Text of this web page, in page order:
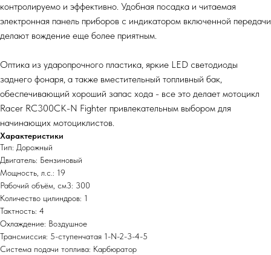
контролируемо и эффективно. Удобная посадка и читаемая
электронная панель приборов с индикатором включенной передачи
делают вождение еще более приятным.
Оптика из ударопрочного пластика, яркие LED светодиоды
заднего фонаря, а также вместительный топливный бак,
обеспечивающий хороший запас хода - все это делает мотоцикл
Racer RC300CK-N Fighter привлекательным выбором для
начинающих мотоциклистов.
Характеристики
Тип: Дорожный
Двигатель: Бензиновый
Мощность, л.с.: 19
Рабочий объём, см3: 300
Количество цилиндров: 1
Тактность: 4
Охлаждение: Воздушное
Трансмиссия: 5-ступенчатая 1-N-2-3-4-5
Система подачи топлива: Карбюратор